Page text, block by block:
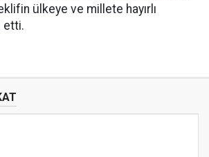
ülkeye ve millete hayırlı
etti.